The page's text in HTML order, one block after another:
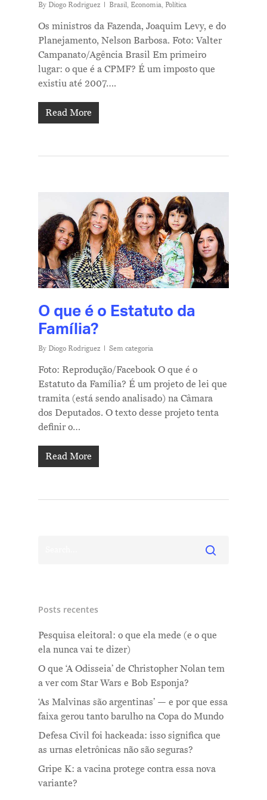
By Diogo Rodriguez Brasil, Economia, Política
Os ministros da Fazenda, Joaquim Levy, e do
Planejamento, Nelson Barbosa. Foto: Valter
Campanato/Agência Brasil Em primeiro
lugar: o que é a CPMF? É um imposto que
existiu até 2007….
Read More
O que é o Estatuto da
Família?
By Diogo Rodriguez Sem categoria
Foto: Reprodução/Facebook O que é o
Estatuto da Família? É um projeto de lei que
tramita (está sendo analisado) na Câmara
dos Deputados. O texto desse projeto tenta
definir o…
Read More
Posts recentes
Pesquisa eleitoral: o que ela mede (e o que
ela nunca vai te dizer)
O que ‘A Odisseia’ de Christopher Nolan tem
a ver com Star Wars e Bob Esponja?
‘As Malvinas são argentinas’ — e por que essa
faixa gerou tanto barulho na Copa do Mundo
Defesa Civil foi hackeada: isso significa que
as urnas eletrônicas não são seguras?
Gripe K: a vacina protege contra essa nova
variante?